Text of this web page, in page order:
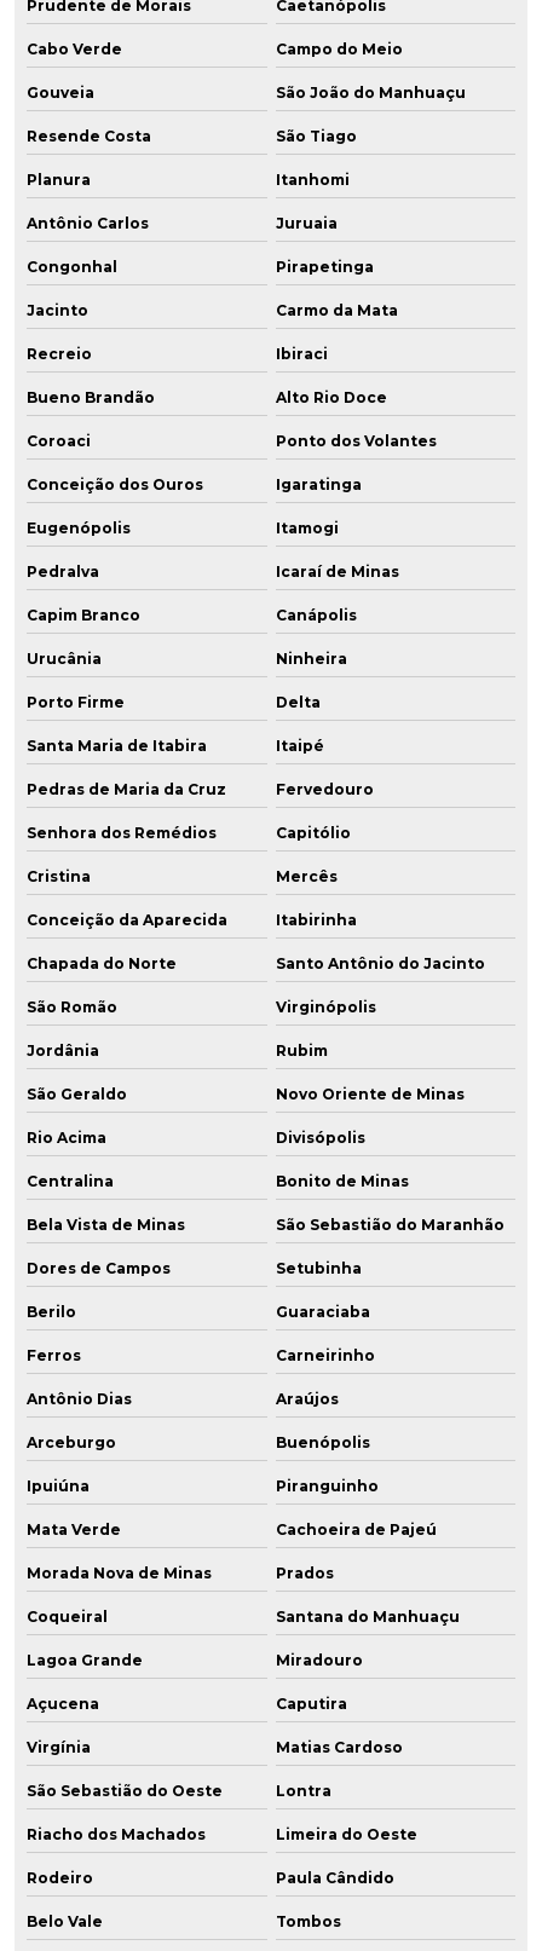
Prudente de Morais Caetanópolis
Cabo Verde Campo do Meio
Gouveia São João do Manhuaçu
Resende Costa São Tiago
Planura Itanhomi
Antônio Carlos Juruaia
Congonhal Pirapetinga
Jacinto Carmo da Mata
Recreio Ibiraci
Bueno Brandão Alto Rio Doce
Coroaci Ponto dos Volantes
Conceição dos Ouros Igaratinga
Eugenópolis Itamogi
Pedralva Icaraí de Minas
Capim Branco Canápolis
Urucânia Ninheira
Porto Firme Delta
Santa Maria de Itabira Itaipé
Pedras de Maria da Cruz Fervedouro
Senhora dos Remédios Capitólio
Cristina Mercês
Conceição da Aparecida Itabirinha
Chapada do Norte Santo Antônio do Jacinto
São Romão Virginópolis
Jordânia Rubim
São Geraldo Novo Oriente de Minas
Rio Acima Divisópolis
Centralina Bonito de Minas
Bela Vista de Minas São Sebastião do Maranhão
Dores de Campos Setubinha
Berilo Guaraciaba
Ferros Carneirinho
Antônio Dias Araújos
Arceburgo Buenópolis
Ipuiúna Piranguinho
Mata Verde Cachoeira de Pajeú
Morada Nova de Minas Prados
Coqueiral Santana do Manhuaçu
Lagoa Grande Miradouro
Açucena Caputira
Virgínia Matias Cardoso
São Sebastião do Oeste Lontra
Riacho dos Machados Limeira do Oeste
Rodeiro Paula Cândido
Belo Vale Tombos